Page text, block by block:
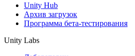
Unity Hub
Архив загрузок
Программа бета-тестирования
Unity Labs